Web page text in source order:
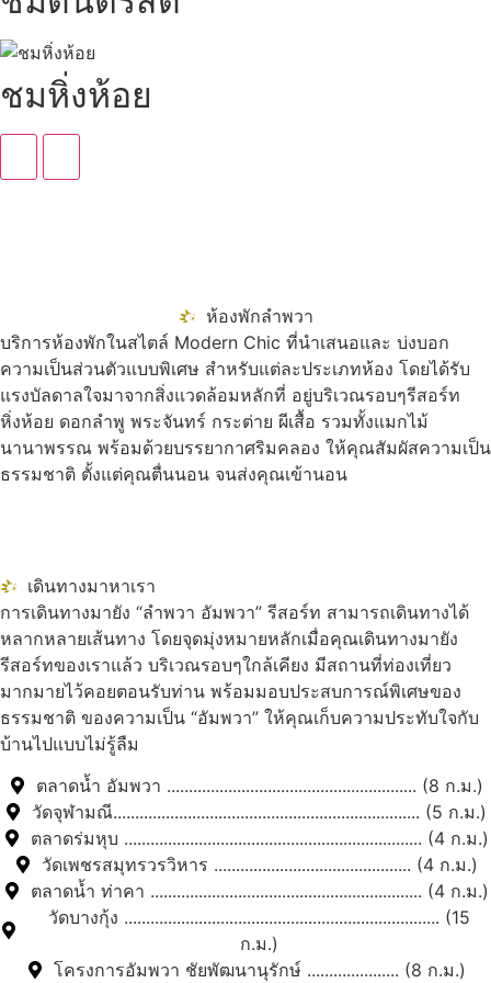
ชมหิ่งห้อย
ห้องพักลำพวา
บริการห้องพักในสไตล์ Modern Chic ที่นำเสนอและ บ่งบอก
ความเป็นส่วนตัวแบบพิเศษ สำหรับแต่ละประเภทห้อง โดยได้รับ
แรงบัลดาลใจมาจากสิ่งแวดล้อมหลักที่ อยู่บริเวณรอบๆรีสอร์ท
หิ่งห้อย ดอกลำพู พระจันทร์ กระต่าย ผีเสื้อ รวมทั้งแมกไม้
นานาพรรณ พร้อมด้วยบรรยากาศริมคลอง ให้คุณสัมผัสความเป็น
ธรรมชาติ ตั้งแต่คุณตื่นนอน จนส่งคุณเข้านอน
เดินทางมาหาเรา
การเดินทางมายัง “ลำพวา อัมพวา” รีสอร์ท สามารถเดินทางได้
หลากหลายเส้นทาง โดยจุดมุ่งหมายหลักเมื่อคุณเดินทางมายัง
รีสอร์ทของเราแล้ว บริเวณรอบๆใกล้เคียง มีสถานที่ท่องเที่ยว
มากมายไว้คอยตอนรับท่าน พร้อมมอบประสบการณ์พิเศษของ
ธรรมชาติ ของความเป็น “อัมพวา” ให้คุณเก็บความประทับใจกับ
บ้านไปแบบไม่รู้ลืม
ตลาดน้ำ อัมพวา ......................................................... (8 ก.ม.)
วัดจุฬามณี...................................................................... (5 ก.ม.)
ตลาดร่มหุบ .................................................................... (4 ก.ม.)
วัดเพชรสมุทรวรวิหาร ............................................. (4 ก.ม.)
ตลาดน้ำ ท่าคา .............................................................. (4 ก.ม.)
วัดบางกุ้ง ........................................................................ (15
ก.ม.)
โครงการอัมพวา ชัยพัฒนานุรักษ์ ..................... (8 ก.ม.)